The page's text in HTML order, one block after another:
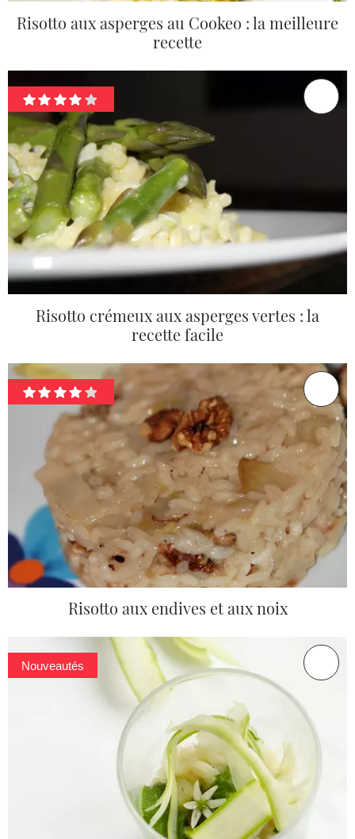
Risotto aux asperges au Cookeo : la meilleure
recette
Risotto crémeux aux asperges vertes : la
recette facile
Risotto aux endives et aux noix
Nouveautés